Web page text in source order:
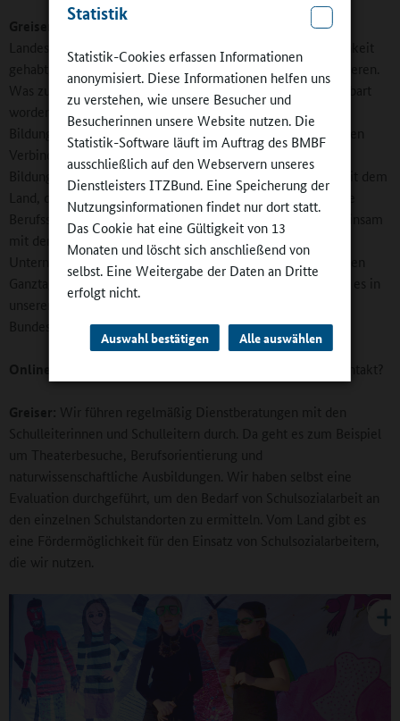
Statistik
Statistik-Cookies erfassen Informationen
anonymisiert. Diese Informationen helfen uns
zu verstehen, wie unsere Besucher und
Besucherinnen unsere Website nutzen. Die
Statistik-Software läuft im Auftrag des BMBF
ausschließlich auf den Webservern unseres
Dienstleisters ITZBund. Eine Speicherung der
Nutzungsinformationen findet nur dort statt.
Das Cookie hat eine Gültigkeit von 13
Monaten und löscht sich anschließend von
selbst. Eine Weitergabe der Daten an Dritte
erfolgt nicht.
Auswahl bestätigen Alle auswählen
Greiser:
Ich sitze in der Arbeitsgruppe Bildung der
Landesregierung. Wir haben dort als Kommune die Möglichkeit
gehabt, das neue Bildungsgesetz zu erörtern und zu reflektieren.
Was zu den Schulformen, Schul- und Klassengrößen vereinbart
worden ist, hat natürlich Auswirkungen auf unsere
Bildungslandschaft. Wir stehen aber auch sonst in einer engen
Verbindung. Ich habe erst vor zwei Tagen mit dem
Bildungsminister telefoniert. Es laufen gerade Gespräche mit dem
Land, den Kammern und anderen Kommunen über die neue
Berufsschulgesetzgebung, die wir für 2022 erwarten. Gemeinsam
mit den Kammern unterhalten wir die Jugend-
Unternehmerwerkstätten, wo wir auch mit Hilfe von Vereinen
Ganztagsangebote geschaffen haben. Seit Anfang 2019 gibt es in
unserem Landkreis außerdem die Jugendberufsagentur der
Bundesagentur für Arbeit.
Online-Redaktion: Stehen Sie auch mit den Schulen in Kontakt?
Greiser: Wir führen regelmäßig Dienstberatungen mit den
Schulleiterinnen und Schulleitern durch. Da geht es zum Beispiel
um Theaterbesuche, Berufsorientierung und
naturwissenschaftliche Ausbildungen. Wir haben selbst eine
Evaluation durchgeführt, um den Bedarf von Schulsozialarbeit an
den einzelnen Schulstandorten zu ermitteln. Vom Land gibt es
eine Fördermöglichkeit für den Einsatz von Schulsozialarbeitern,
die wir nutzen.